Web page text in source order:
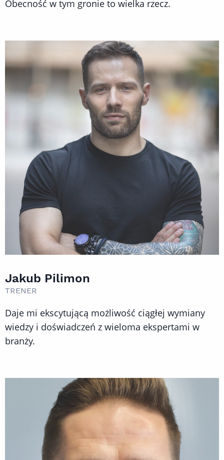
Obecność w tym gronie to wielka rzecz.
Jakub Pilimon
TRENER
Daje mi ekscytującą możliwość ciągłej wymiany
wiedzy i doświadczeń z wieloma ekspertami w
branży.